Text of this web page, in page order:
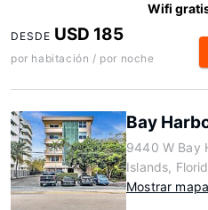
Wifi
DESDE USD 185
por habitación / por noche
Bay
9440 W Bay
Islands,
Mostrar mapa